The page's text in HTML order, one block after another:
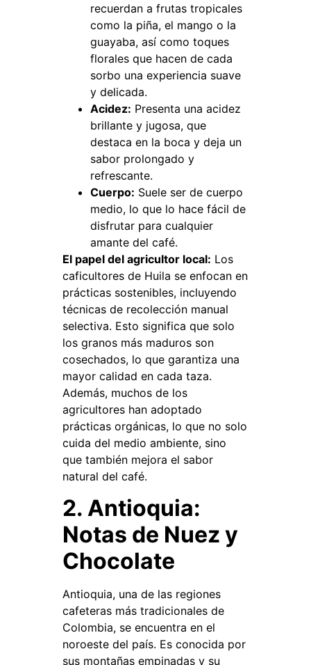
recuerdan a frutas tropicales
como la piña, el mango o la
guayaba, así como toques
florales que hacen de cada
sorbo una experiencia suave
y delicada.
Acidez: Presenta una acidez
brillante y jugosa, que
destaca en la boca y deja un
sabor prolongado y
refrescante.
Cuerpo: Suele ser de cuerpo
medio, lo que lo hace fácil de
disfrutar para cualquier
amante del café.
El papel del agricultor local: Los
caficultores de Huila se enfocan en
prácticas sostenibles, incluyendo
técnicas de recolección manual
selectiva. Esto significa que solo
los granos más maduros son
cosechados, lo que garantiza una
mayor calidad en cada taza.
Además, muchos de los
agricultores han adoptado
prácticas orgánicas, lo que no solo
cuida del medio ambiente, sino
que también mejora el sabor
natural del café.
2. Antioquia:
Notas de Nuez y
Chocolate
Antioquia, una de las regiones
cafeteras más tradicionales de
Colombia, se encuentra en el
noroeste del país. Es conocida por
sus montañas empinadas y su